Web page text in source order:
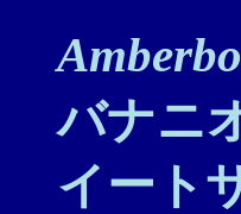
バナニ
イート